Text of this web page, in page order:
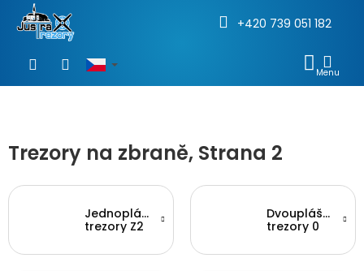
obsah
+420 739 051 182
Trezory na zbraně, Strana 2
Jednoplášťové
trezory Z2
Dvouplášťové
trezory 0